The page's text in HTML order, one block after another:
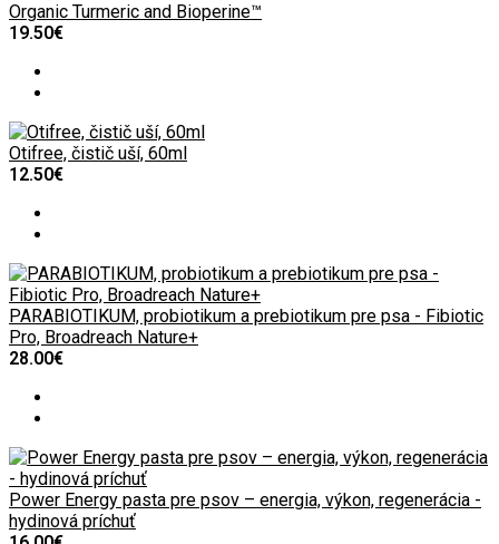
Organic Turmeric and Bioperine™
19.50€
Otifree, čistič uší, 60ml
12.50€
PARABIOTIKUM, probiotikum a prebiotikum pre psa - Fibiotic
Pro, Broadreach Nature+
28.00€
Power Energy pasta pre psov – energia, výkon, regenerácia -
hydinová príchuť